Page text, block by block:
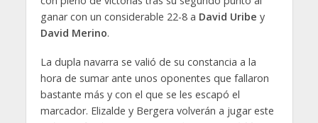
ganar con un considerable 22-8 a David Uribe y
David Merino.
La dupla navarra se valió de su constancia a la
hora de sumar ante unos oponentes que fallaron
bastante más y con el que se les escapó el
marcador. Elizalde y Bergera volverán a jugar este